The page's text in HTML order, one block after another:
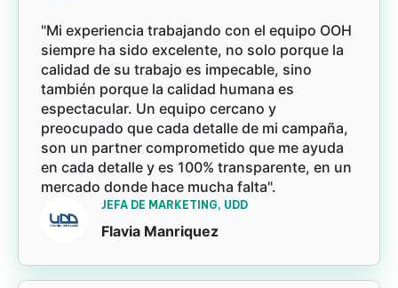
"Mi experiencia trabajando con el equipo OOH
siempre ha sido excelente, no solo porque la
calidad de su trabajo es impecable, sino
también porque la calidad humana es
espectacular. Un equipo cercano y
preocupado que cada detalle de mi campaña,
son un partner comprometido que me ayuda
en cada detalle y es 100% transparente, en un
mercado donde hace mucha falta".
JEFA DE MARKETING, UDD
Flavia Manriquez